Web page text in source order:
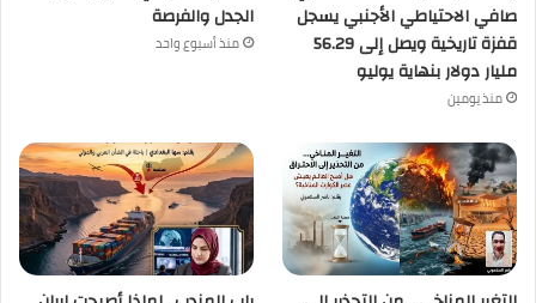
صافي الاحتياطي الأجنبي يسجل
قفزة تاريخية ويصل إلى 56.29
مليار دولار بنهاية يوليو
منذ يومين
الجدل والفرصة
منذ أسبوع واحد